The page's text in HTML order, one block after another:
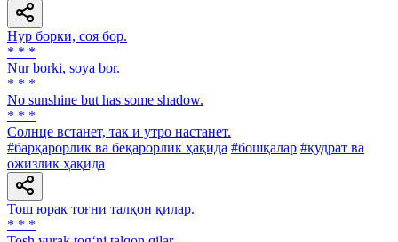
Нур борки, соя бор.
* * *
Nur borki, soya bor.
* * *
No sunshine but has some shadow.
* * *
Солнце встанет, так и утро настанет.
#барқарорлик ва беқарорлик ҳақида #бошқалар #қудрат ва
ожизлик ҳақида
Тош юрак тоғни талқон қилар.
* * *